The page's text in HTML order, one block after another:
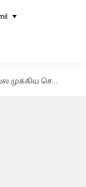
செய்திகள்